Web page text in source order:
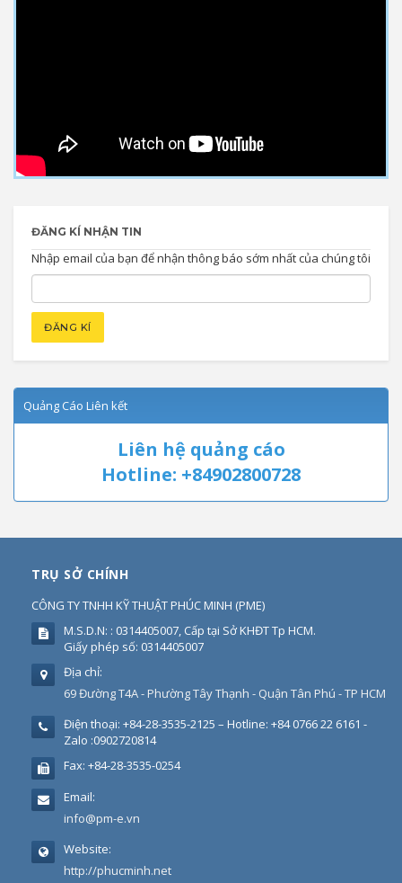
ĐĂNG KÍ NHẬN TIN
Nhập email của bạn để nhận thông báo sớm nhất của chúng tôi
Quảng Cáo Liên kết
Liên hệ quảng cáo
Hotline: +84902800728
TRỤ SỞ CHÍNH
CÔNG TY TNHH KỸ THUẬT PHÚC MINH (PME)
M.S.D.N: : 0314405007, Cấp tại Sở KHĐT Tp HCM.
Giấy phép số: 0314405007
Địa chỉ:
69 Đường T4A - Phường Tây Thạnh - Quận Tân Phú - TP HCM
Điện thoại: +84-28-3535-2125 – Hotline: +84 0766 22 6161 -
Zalo :0902720814
Fax: +84-28-3535-0254
Email:
info@pm-e.vn
Website:
http://phucminh.net